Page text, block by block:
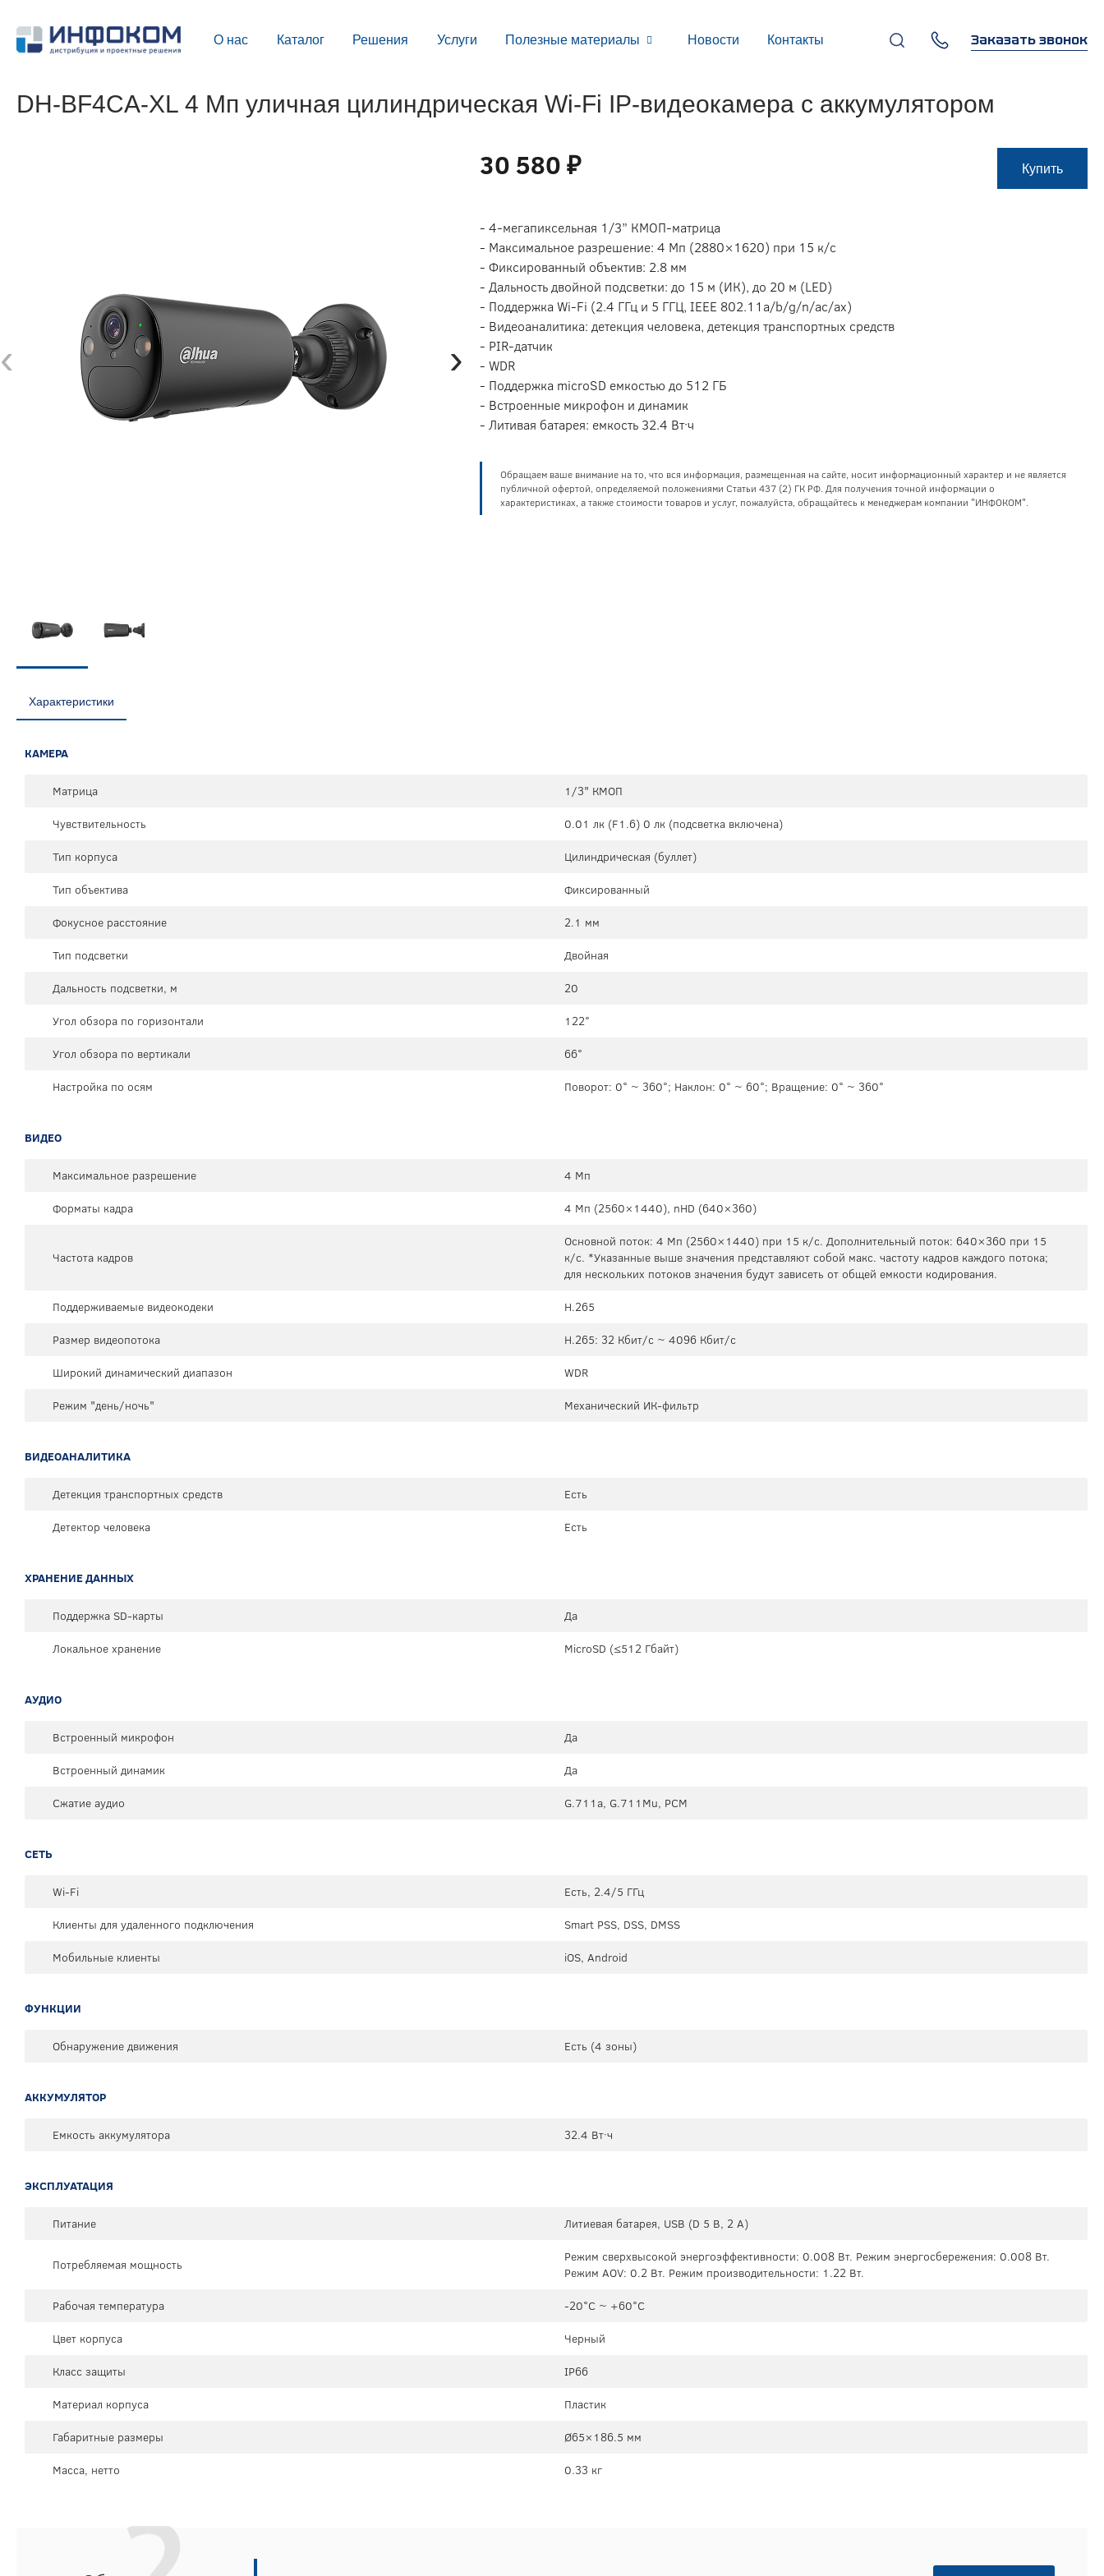
О нас Каталог Решения Услуги Полезные материалы Новости Контакты
г. Москва, 119270,
Лужнецкая наб., д. 6, стр. 1,
Заказать звонок
DH-BF4CA-XL 4 Мп уличная цилиндрическая Wi-Fi IP-видеокамера с аккумулятором
‹ ›
30 580 ₽ Купить
- 4-мегапиксельная 1/3” КМОП-матрица
- Максимальное разрешение: 4 Мп (2880×1620) при 15 к/с
- Фиксированный объектив: 2.8 мм
- Дальность двойной подсветки: до 15 м (ИК), до 20 м (LED)
- Поддержка Wi-Fi (2.4 ГГц и 5 ГГЦ, IEEE 802.11a/b/g/n/ac/ax)
- Видеоаналитика: детекция человека, детекция транспортных средств
- PIR-датчик
- WDR
- Поддержка microSD емкостью до 512 ГБ
- Встроенные микрофон и динамик
- Литивая батарея: емкость 32.4 Вт·ч
Обращаем ваше внимание на то, что вся информация, размещенная на сайте, носит информационный характер и не является
публичной офертой, определяемой положениями Статьи 437 (2) ГК РФ. Для получения точной информации о
характеристиках, а также стоимости товаров и услуг, пожалуйста, обращайтесь к менеджерам компании "ИНФОКОМ".
Характеристики
КАМЕРА
Матрица
1/3" КМОП
Чувствительность
0.01 лк (F1.6) 0 лк (подсветка включена)
Тип корпуса
Цилиндрическая (буллет)
Тип объектива
Фиксированный
Фокусное расстояние
2.1 мм
Тип подсветки
Двойная
Дальность подсветки, м
20
Угол обзора по горизонтали
122°
Угол обзора по вертикали
66°
Настройка по осям
Поворот: 0° ~ 360°; Наклон: 0° ~ 60°; Вращение: 0° ~ 360°
ВИДЕО
Максимальное разрешение
4 Мп
Форматы кадра
4 Мп (2560×1440), nHD (640×360)
Частота кадров
Основной поток: 4 Мп (2560×1440) при 15 к/с. Дополнительный поток: 640×360 при 15
к/с. *Указанные выше значения представляют собой макс. частоту кадров каждого потока;
для нескольких потоков значения будут зависеть от общей емкости кодирования.
Поддерживаемые видеокодеки
H.265
Размер видеопотока
H.265: 32 Кбит/с ~ 4096 Кбит/с
Широкий динамический диапазон
WDR
Режим "день/ночь"
Механический ИК-фильтр
ВИДЕОАНАЛИТИКА
Детекция транспортных средств
Есть
Детектор человека
Есть
ХРАНЕНИЕ ДАННЫХ
Поддержка SD-карты
Да
Локальное хранение
MicroSD (≤512 Гбайт)
АУДИО
Встроенный микрофон
Да
Встроенный динамик
Да
Сжатие аудио
G.711a, G.711Mu, PCM
СЕТЬ
Wi-Fi
Есть, 2.4/5 ГГц
Клиенты для удаленного подключения
Smart PSS, DSS, DMSS
Мобильные клиенты
iOS, Android
ФУНКЦИИ
Обнаружение движения Есть (4 зоны)
АККУМУЛЯТОР
Емкость аккумулятора 32.4 Вт·ч
ЭКСПЛУАТАЦИЯ
Питание Литиевая батарея, USB (D 5 В, 2 А)
Потребляемая мощность
Режим сверхвысокой энергоэффективности: 0.008 Вт. Режим энергосбережения: 0.008 Вт.
Режим AOV: 0.2 Вт. Режим производительности: 1.22 Вт.
Рабочая температура
-20°C ~ +60°C
Цвет корпуса
Черный
Класс защиты
IP66
Материал корпуса
Пластик
Габаритные размеры
Ø65×186.5 мм
Масса, нетто
0.33 кг